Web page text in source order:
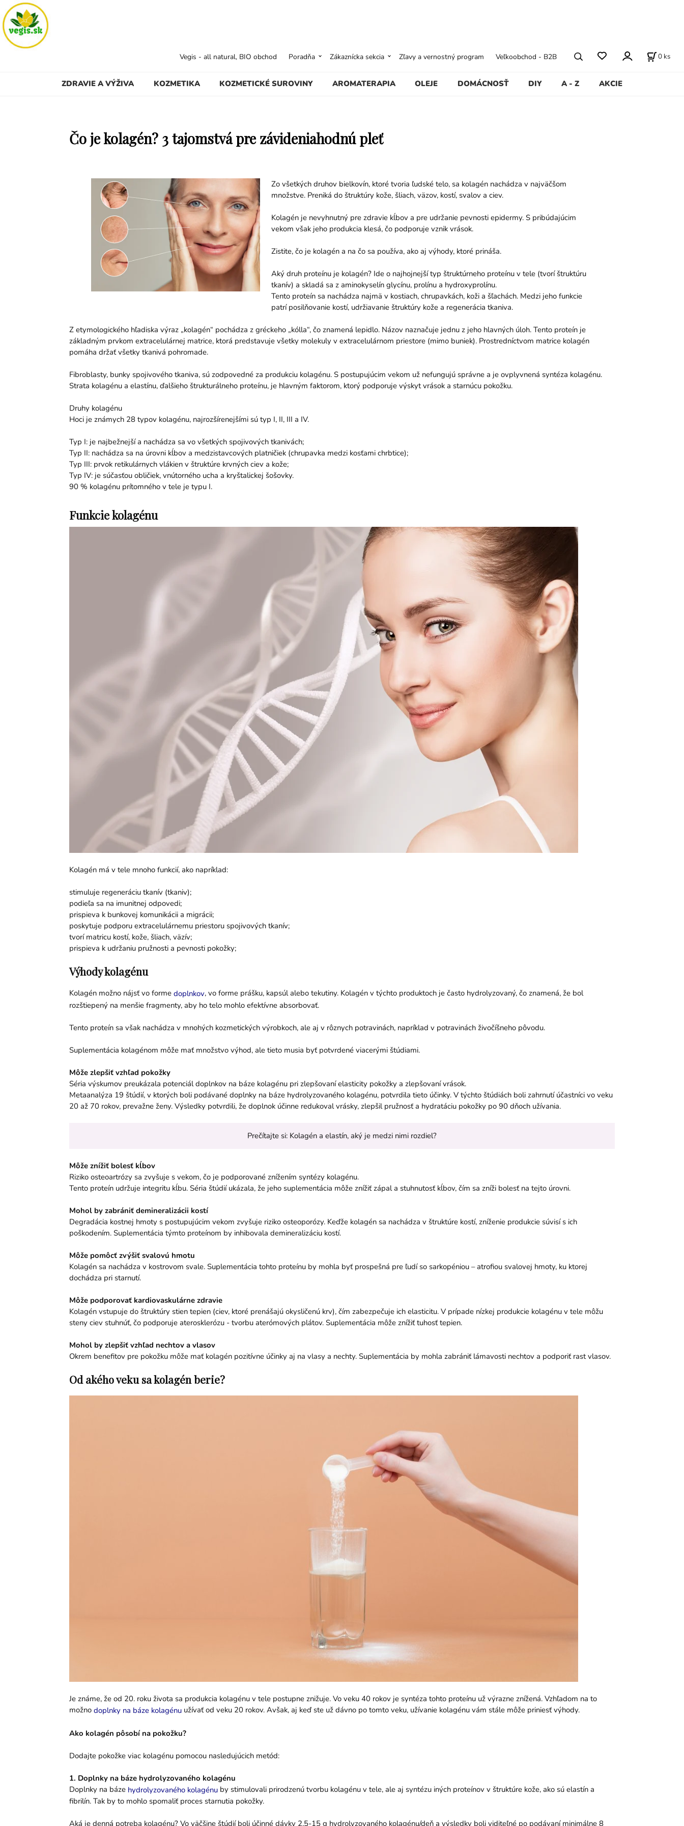
ZDRAVIE A VÝŽIVA KOZMETIKA KOZMETICKÉ SUROVINY AROMATERAPIA OLEJE DOMÁCNOSŤ DIY A - Z AKCIE
Vegis - all natural, BIO obchod Poradňa Zákaznícka sekcia Zľavy a vernostný program Veľkoobchod - B2B 0 ks
Čo je kolagén? 3 tajomstvá pre závideniahodnú pleť
Zo všetkých druhov bielkovín, ktoré tvoria ľudské telo, sa kolagén nachádza v najväčšom
množstve. Preniká do štruktúry kože, šliach, väzov, kostí, svalov a ciev.
Kolagén je nevyhnutný pre zdravie kĺbov a pre udržanie pevnosti epidermy. S pribúdajúcim
vekom však jeho produkcia klesá, čo podporuje vznik vrások.
Zistite, čo je kolagén a na čo sa používa, ako aj výhody, ktoré prináša.
Aký druh proteínu je kolagén? Ide o najhojnejší typ štruktúrneho proteínu v tele (tvorí štruktúru
tkanív) a skladá sa z aminokyselín glycínu, prolínu a hydroxyprolínu.
Tento proteín sa nachádza najmä v kostiach, chrupavkách, koži a šľachách. Medzi jeho funkcie
patrí posilňovanie kostí, udržiavanie štruktúry kože a regenerácia tkaniva.
Z etymologického hľadiska výraz „kolagén“ pochádza z gréckeho „kólla“, čo znamená lepidlo. Názov naznačuje jednu z jeho hlavných úloh. Tento proteín je
základným prvkom extracelulárnej matrice, ktorá predstavuje všetky molekuly v extracelulárnom priestore (mimo buniek). Prostredníctvom matrice kolagén
pomáha držať všetky tkanivá pohromade.
Fibroblasty, bunky spojivového tkaniva, sú zodpovedné za produkciu kolagénu. S postupujúcim vekom už nefungujú správne a je ovplyvnená syntéza kolagénu.
Strata kolagénu a elastínu, ďalšieho štrukturálneho proteínu, je hlavným faktorom, ktorý podporuje výskyt vrások a starnúcu pokožku.
Druhy kolagénu
Hoci je známych 28 typov kolagénu, najrozšírenejšími sú typ I, II, III a IV.
Typ I: je najbežnejší a nachádza sa vo všetkých spojivových tkanivách;
Typ II: nachádza sa na úrovni kĺbov a medzistavcových platničiek (chrupavka medzi kosťami chrbtice);
Typ III: prvok retikulárnych vlákien v štruktúre krvných ciev a kože;
Typ IV: je súčasťou obličiek, vnútorného ucha a kryštalickej šošovky.
90 % kolagénu prítomného v tele je typu I.
Funkcie kolagénu
Kolagén má v tele mnoho funkcií, ako napríklad:
stimuluje regeneráciu tkanív (tkaniv);
podieľa sa na imunitnej odpovedi;
prispieva k bunkovej komunikácii a migrácii;
poskytuje podporu extracelulárnemu priestoru spojivových tkanív;
tvorí matricu kostí, kože, šliach, väzív;
prispieva k udržaniu pružnosti a pevnosti pokožky;
Výhody kolagénu
Kolagén možno nájsť vo forme doplnkov, vo forme prášku, kapsúl alebo tekutiny. Kolagén v týchto produktoch je často hydrolyzovaný, čo znamená, že bol
rozštiepený na menšie fragmenty, aby ho telo mohlo efektívne absorbovať.
Tento proteín sa však nachádza v mnohých kozmetických výrobkoch, ale aj v rôznych potravinách, napríklad v potravinách živočíšneho pôvodu.
Suplementácia kolagénom môže mať množstvo výhod, ale tieto musia byť potvrdené viacerými štúdiami.
Môže zlepšiť vzhľad pokožky
Séria výskumov preukázala potenciál doplnkov na báze kolagénu pri zlepšovaní elasticity pokožky a zlepšovaní vrások.
Metaanalýza 19 štúdií, v ktorých boli podávané doplnky na báze hydrolyzovaného kolagénu, potvrdila tieto účinky. V týchto štúdiách boli zahrnutí účastníci vo veku
20 až 70 rokov, prevažne ženy. Výsledky potvrdili, že doplnok účinne redukoval vrásky, zlepšil pružnosť a hydratáciu pokožky po 90 dňoch užívania.
Prečítajte si: Kolagén a elastín, aký je medzi nimi rozdiel?
Môže znížiť bolesť kĺbov
Riziko osteoartrózy sa zvyšuje s vekom, čo je podporované znížením syntézy kolagénu.
Tento proteín udržuje integritu kĺbu. Séria štúdií ukázala, že jeho suplementácia môže znížiť zápal a stuhnutosť kĺbov, čím sa zníži bolesť na tejto úrovni.
Mohol by zabrániť demineralizácii kostí
Degradácia kostnej hmoty s postupujúcim vekom zvyšuje riziko osteoporózy. Keďže kolagén sa nachádza v štruktúre kostí, zníženie produkcie súvisí s ich
poškodením. Suplementácia týmto proteínom by inhibovala demineralizáciu kostí.
Môže pomôcť zvýšiť svalovú hmotu
Kolagén sa nachádza v kostrovom svale. Suplementácia tohto proteínu by mohla byť prospešná pre ľudí so sarkopéniou – atrofiou svalovej hmoty, ku ktorej
dochádza pri starnutí.
Môže podporovať kardiovaskulárne zdravie
Kolagén vstupuje do štruktúry stien tepien (ciev, ktoré prenášajú okysličenú krv), čím zabezpečuje ich elasticitu. V prípade nízkej produkcie kolagénu v tele môžu
steny ciev stuhnúť, čo podporuje aterosklerózu - tvorbu aterómových plátov. Suplementácia môže znížiť tuhosť tepien.
Mohol by zlepšiť vzhľad nechtov a vlasov
Okrem benefitov pre pokožku môže mať kolagén pozitívne účinky aj na vlasy a nechty. Suplementácia by mohla zabrániť lámavosti nechtov a podporiť rast vlasov.
Od akého veku sa kolagén berie?
Je známe, že od 20. roku života sa produkcia kolagénu v tele postupne znižuje. Vo veku 40 rokov je syntéza tohto proteínu už výrazne znížená. Vzhľadom na to
možno doplnky na báze kolagénuužívať od veku 20 rokov. Avšak, aj keď ste už dávno po tomto veku, užívanie kolagénu vám stále môže priniesť výhody.
Ako kolagén pôsobí na pokožku?
Dodajte pokožke viac kolagénu pomocou nasledujúcich metód:
1. Doplnky na báze hydrolyzovaného kolagénu
Doplnky na báze hydrolyzovaného kolagénuby stimulovali prirodzenú tvorbu kolagénu v tele, ale aj syntézu iných proteínov v štruktúre kože, ako sú elastín a
fibrilín. Tak by to mohlo spomaliť proces starnutia pokožky.
Aká je denná potreba kolagénu? Vo väčšine štúdií boli účinné dávky 2,5-15 g hydrolyzovaného kolagénu/deň a výsledky boli viditeľné po podávaní minimálne 8